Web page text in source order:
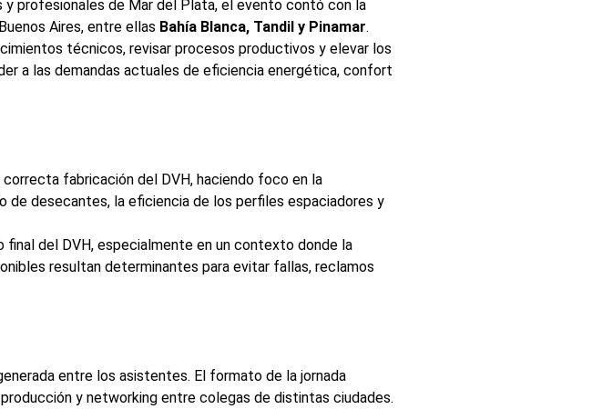
y profesionales de Mar del Plata, el evento contó con la
Aires, entre ellas Bahía Blanca, Tandil y Pinamar.
técnicos, revisar procesos productivos y elevar los
a las demandas actuales de eficiencia energética, confort
fabricación del DVH, haciendo foco en la
de desecantes, la eficiencia de los perfiles espaciadores y
del DVH, especialmente en un contexto donde la
resultan determinantes para evitar fallas, reclamos
entre los asistentes. El formato de la jornada
y networking entre colegas de distintas ciudades.